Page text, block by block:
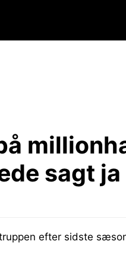
sagt ja
efter sidste